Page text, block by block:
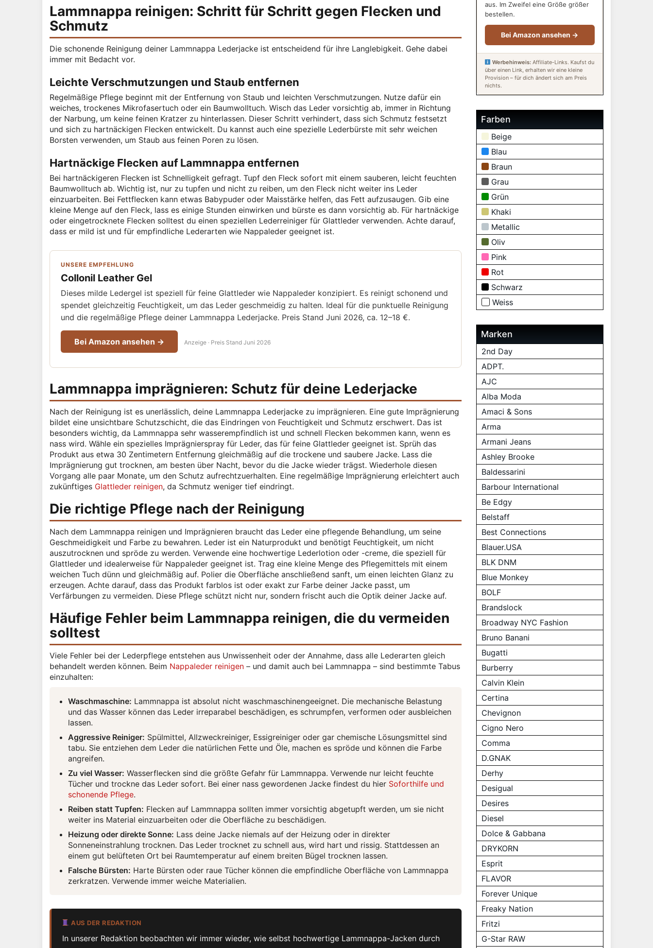
Lammnappa reinigen: Schritt für Schritt gegen Flecken und
Schmutz
Die schonende Reinigung deiner Lammnappa Lederjacke ist entscheidend für ihre Langlebigkeit. Gehe dabei
immer mit Bedacht vor.
Leichte Verschmutzungen und Staub entfernen
Regelmäßige Pflege beginnt mit der Entfernung von Staub und leichten Verschmutzungen. Nutze dafür ein
weiches, trockenes Mikrofasertuch oder ein Baumwolltuch. Wisch das Leder vorsichtig ab, immer in Richtung
der Narbung, um keine feinen Kratzer zu hinterlassen. Dieser Schritt verhindert, dass sich Schmutz festsetzt
und sich zu hartnäckigen Flecken entwickelt. Du kannst auch eine spezielle Lederbürste mit sehr weichen
Borsten verwenden, um Staub aus feinen Poren zu lösen.
Hartnäckige Flecken auf Lammnappa entfernen
Bei hartnäckigeren Flecken ist Schnelligkeit gefragt. Tupf den Fleck sofort mit einem sauberen, leicht feuchten
Baumwolltuch ab. Wichtig ist, nur zu tupfen und nicht zu reiben, um den Fleck nicht weiter ins Leder
einzuarbeiten. Bei Fettflecken kann etwas Babypuder oder Maisstärke helfen, das Fett aufzusaugen. Gib eine
kleine Menge auf den Fleck, lass es einige Stunden einwirken und bürste es dann vorsichtig ab. Für hartnäckige
oder eingetrocknete Flecken solltest du einen speziellen Lederreiniger für Glattleder verwenden. Achte darauf,
dass er mild ist und für empfindliche Lederarten wie Nappaleder geeignet ist.
UNSERE EMPFEHLUNG
Collonil Leather Gel
Dieses milde Ledergel ist speziell für feine Glattleder wie Nappaleder konzipiert. Es reinigt schonend und
spendet gleichzeitig Feuchtigkeit, um das Leder geschmeidig zu halten. Ideal für die punktuelle Reinigung
und die regelmäßige Pflege deiner Lammnappa Lederjacke. Preis Stand Juni 2026, ca. 12–18 €.
Bei Amazon ansehen → Anzeige · Preis Stand Juni 2026
Lammnappa imprägnieren: Schutz für deine Lederjacke
Nach der Reinigung ist es unerlässlich, deine Lammnappa Lederjacke zu imprägnieren. Eine gute Imprägnierung
bildet eine unsichtbare Schutzschicht, die das Eindringen von Feuchtigkeit und Schmutz erschwert. Das ist
besonders wichtig, da Lammnappa sehr wasserempfindlich ist und schnell Flecken bekommen kann, wenn es
nass wird. Wähle ein spezielles Imprägnierspray für Leder, das für feine Glattleder geeignet ist. Sprüh das
Produkt aus etwa 30 Zentimetern Entfernung gleichmäßig auf die trockene und saubere Jacke. Lass die
Imprägnierung gut trocknen, am besten über Nacht, bevor du die Jacke wieder trägst. Wiederhole diesen
Vorgang alle paar Monate, um den Schutz aufrechtzuerhalten. Eine regelmäßige Imprägnierung erleichtert auch
zukünftiges Glattleder reinigen, da Schmutz weniger tief eindringt.
Die richtige Pflege nach der Reinigung
Nach dem Lammnappa reinigen und Imprägnieren braucht das Leder eine pflegende Behandlung, um seine
Geschmeidigkeit und Farbe zu bewahren. Leder ist ein Naturprodukt und benötigt Feuchtigkeit, um nicht
auszutrocknen und spröde zu werden. Verwende eine hochwertige Lederlotion oder -creme, die speziell für
Glattleder und idealerweise für Nappaleder geeignet ist. Trag eine kleine Menge des Pflegemittels mit einem
weichen Tuch dünn und gleichmäßig auf. Polier die Oberfläche anschließend sanft, um einen leichten Glanz zu
erzeugen. Achte darauf, dass das Produkt farblos ist oder exakt zur Farbe deiner Jacke passt, um
Verfärbungen zu vermeiden. Diese Pflege schützt nicht nur, sondern frischt auch die Optik deiner Jacke auf.
Häufige Fehler beim Lammnappa reinigen, die du vermeiden
solltest
Viele Fehler bei der Lederpflege entstehen aus Unwissenheit oder der Annahme, dass alle Lederarten gleich
behandelt werden können. Beim Nappaleder reinigen – und damit auch bei Lammnappa – sind bestimmte Tabus
einzuhalten:
Waschmaschine: Lammnappa ist absolut nicht waschmaschinengeeignet. Die mechanische Belastung
und das Wasser können das Leder irreparabel beschädigen, es schrumpfen, verformen oder ausbleichen
lassen.
Aggressive Reiniger: Spülmittel, Allzweckreiniger, Essigreiniger oder gar chemische Lösungsmittel sind
tabu. Sie entziehen dem Leder die natürlichen Fette und Öle, machen es spröde und können die Farbe
angreifen.
Zu viel Wasser: Wasserflecken sind die größte Gefahr für Lammnappa. Verwende nur leicht feuchte
Tücher und trockne das Leder sofort. Bei einer nass gewordenen Jacke findest du hier Soforthilfe und
schonende Pflege.
Reiben statt Tupfen: Flecken auf Lammnappa sollten immer vorsichtig abgetupft werden, um sie nicht
weiter ins Material einzuarbeiten oder die Oberfläche zu beschädigen.
Heizung oder direkte Sonne: Lass deine Jacke niemals auf der Heizung oder in direkter
Sonneneinstrahlung trocknen. Das Leder trocknet zu schnell aus, wird hart und rissig. Stattdessen an
einem gut belüfteten Ort bei Raumtemperatur auf einem breiten Bügel trocknen lassen.
Falsche Bürsten: Harte Bürsten oder raue Tücher können die empfindliche Oberfläche von Lammnappa
zerkratzen. Verwende immer weiche Materialien.
AUS DER REDAKTION
In unserer Redaktion beobachten wir immer wieder, wie selbst hochwertige Lammnappa-Jacken durch
aus. Im Zweifel eine Größe größer
bestellen.
Bei Amazon ansehen →
Werbehinweis: Affiliate-Links. Kaufst du
über einen Link, erhalten wir eine kleine
Provision – für dich ändert sich am Preis
nichts.
Farben
Beige
Blau
Braun
Grau
Grün
Khaki
Metallic
Oliv
Pink
Rot
Schwarz
Weiss
Marken
2nd Day
ADPT.
AJC
Alba Moda
Amaci & Sons
Arma
Armani Jeans
Ashley Brooke
Baldessarini
Barbour International
Be Edgy
Belstaff
Best Connections
Blauer.USA
BLK DNM
Blue Monkey
BOLF
Brandslock
Broadway NYC Fashion
Bruno Banani
Bugatti
Burberry
Calvin Klein
Certina
Chevignon
Cigno Nero
Comma
D.GNAK
Derhy
Desigual
Desires
Diesel
Dolce & Gabbana
DRYKORN
Esprit
FLAVOR
Forever Unique
Freaky Nation
Fritzi
G-Star RAW